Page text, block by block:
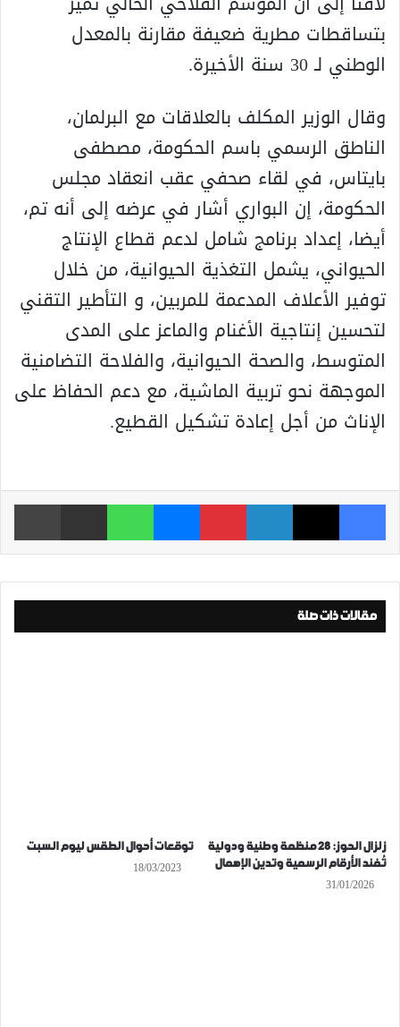
بتساقطات مطرية ضعيفة مقارنة بالمعدل
الوطني لـ 30 سنة الأخيرة.
وقال الوزير المكلف بالعلاقات مع البرلمان،
الناطق الرسمي باسم الحكومة، مصطفى
بايتاس، في لقاء صحفي عقب انعقاد مجلس
الحكومة، إن البواري أشار في عرضه إلى أنه تم،
أيضا، إعداد برنامج شامل لدعم قطاع الإنتاج
الحيواني، يشمل التغذية الحيوانية، من خلال
توفير الأعلاف المدعمة للمربين، و التأطير التقني
لتحسين إنتاجية الأغنام والماعز على المدى
المتوسط، والصحة الحيوانية، والفلاحة التضامنية
الموجهة نحو تربية الماشية، مع دعم الحفاظ على
الإناث من أجل إعادة تشكيل القطيع.
فيسبوك ‫X لينكدإن بينتيريست ماسنجر واتساب مشاركة عبر البريد
مقالات ذات صلة
زلزال الحوز: 28 منظمة وطنية ودولية
تُفند الأرقام الرسمية وتدين الإهمال
31/01/2026
توقعات أحوال الطقس ليوم السبت
18/03/2023